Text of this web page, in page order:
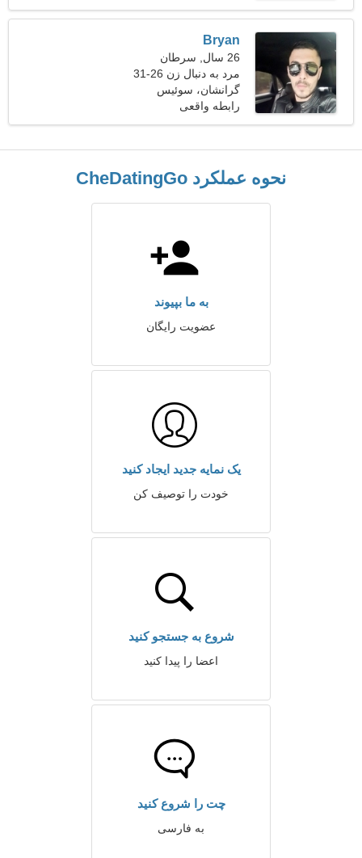
Bryan
26 سال, سرطان
مرد به دنبال زن 26-31
گرانشان، سوئیس
رابطه واقعی
نحوه عملکرد CheDatingGo
به ما بپیوند
عضویت رایگان
یک نمایه جدید ایجاد کنید
خودت را توصیف کن
شروع به جستجو کنید
اعضا را پیدا کنید
چت را شروع کنید
به فارسی